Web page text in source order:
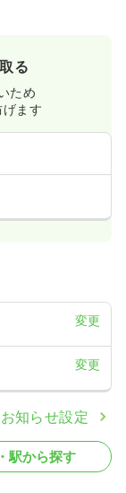
る
ため
ます
変更
変更
知らせ設定
駅から探す